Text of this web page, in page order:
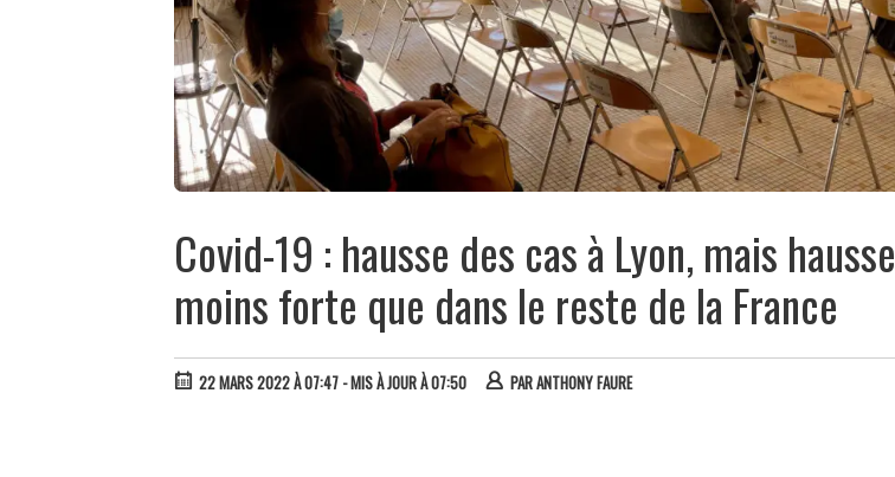
Covid-19 : hausse des cas à Lyon, mais hausse
moins forte que dans le reste de la France
22 MARS 2022 À 07:47 - MIS À JOUR À 07:50 PARANTHONY FAURE